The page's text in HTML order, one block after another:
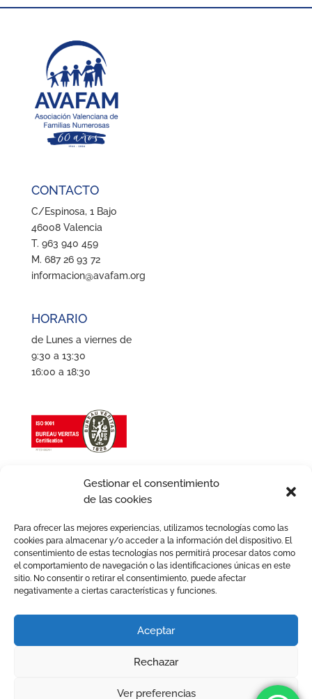
Gestionar el consentimiento
de las cookies
Para ofrecer las mejores experiencias, utilizamos tecnologías como las
cookies para almacenar y/o acceder a la información del dispositivo. El
consentimiento de estas tecnologías nos permitirá procesar datos como
el comportamiento de navegación o las identificaciones únicas en este
sitio. No consentir o retirar el consentimiento, puede afectar
negativamente a ciertas características y funciones.
Aceptar
Rechazar
Ver preferencias
CONTACTO
C/Espinosa, 1 Bajo
46008 Valencia
T. 963 940 459
M. 687 26 93 72
informacion@avafam.org
HORARIO
de Lunes a viernes de
9:30 a 13:30
16:00 a 18:30
Términos y condiciones
drets reservats.